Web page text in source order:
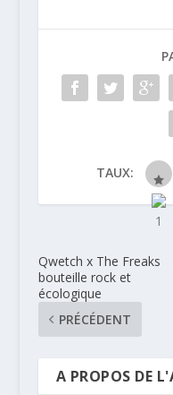
TAUX:
Qwetch x The Freaks
bouteille rock et
écologique
PRÉCÉDENT
A PROPOS DE